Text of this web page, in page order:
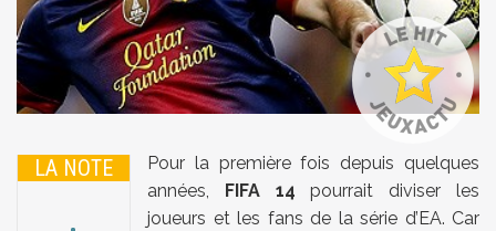
LA NOTE
Pour la première fois depuis quelques
années,
FIFA 14 pourrait diviser les
joueurs et les fans de la série d’EA. Car